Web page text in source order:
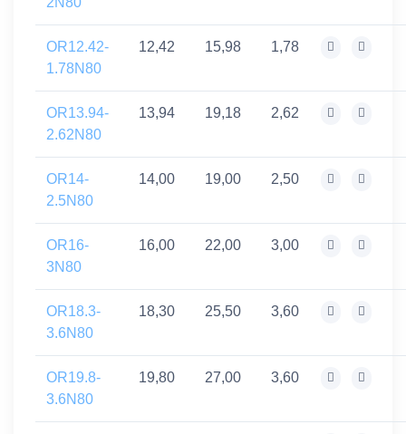
OR12.42-
1.78N80
12,42 15,98 1,78
OR13.94-
2.62N80
13,94 19,18 2,62
OR14-
2.5N80
14,00 19,00 2,50
OR16-
3N80
16,00 22,00 3,00
OR18.3-
3.6N80
18,30 25,50 3,60
OR19.8-
3.6N80
19,80 27,00 3,60